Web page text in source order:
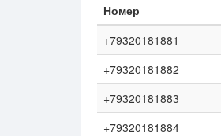
Номер
+79320181881
+79320181882
+79320181883
+79320181884